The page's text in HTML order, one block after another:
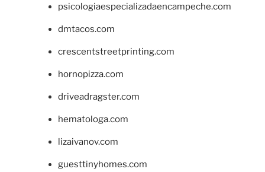
psicologiaespecializadaencampeche.com
dmtacos.com
crescentstreetprinting.com
hornopizza.com
driveadragster.com
hematologa.com
lizaivanov.com
guesttinyhomes.com